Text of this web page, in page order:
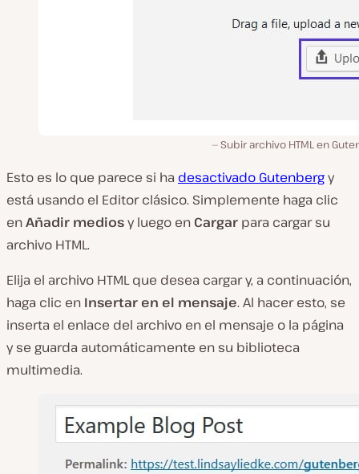
Subir archivo HTML en
Esto es lo que parece si ha desactivado Gutenbergy
está usando el Editor clásico. Simplemente haga clic
enAñadir mediosy luego en Cargar para cargar su
archivo HTML.
Elija el archivo HTML que desea cargar y, a continuación,
haga clic en Insertar en el mensaje. Al hacer esto, se
inserta el enlace del archivo en el mensaje o la página
y se guarda automáticamente en su biblioteca
multimedia.